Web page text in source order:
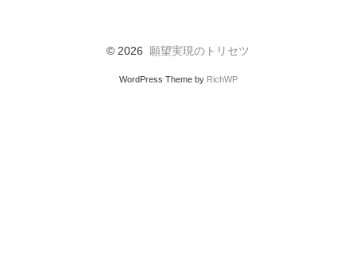
© 2026 願望実現のトリセツ
WordPress Theme by RichWP